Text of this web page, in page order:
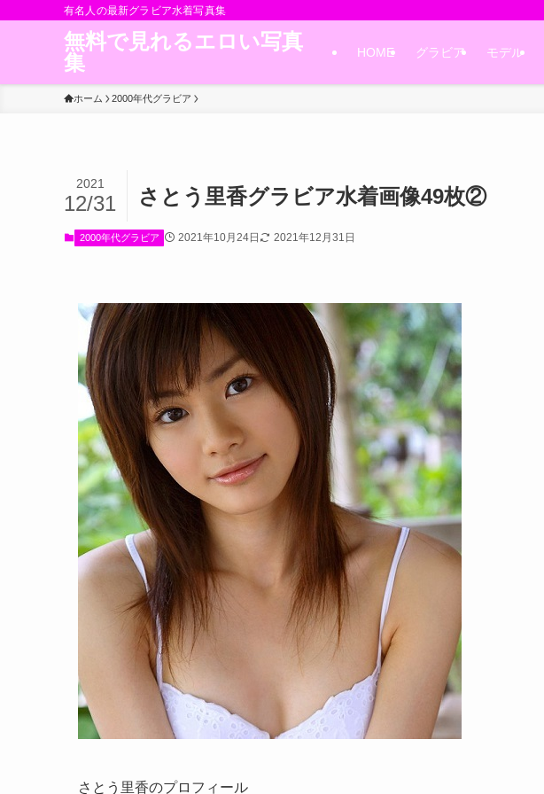
有名人の最新グラビア水着写真集
無料で見れるエロい写真
集
HOME グラビア モデル
ホーム 2000年代グラビア
さとう里香グラビア水着画像49枚②
2021
12/31
2000年代グラビア 2021年10月24日 2021年12月31日
さとう里香のプロフィール